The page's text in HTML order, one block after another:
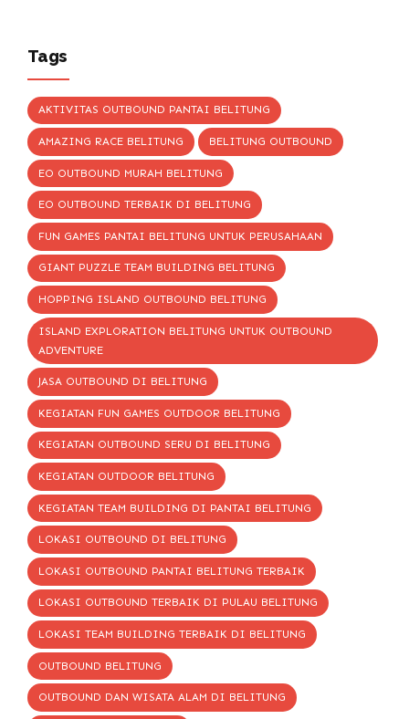
Tags
AKTIVITAS OUTBOUND PANTAI BELITUNG
AMAZING RACE BELITUNG BELITUNG OUTBOUND
EO OUTBOUND MURAH BELITUNG
EO OUTBOUND TERBAIK DI BELITUNG
FUN GAMES PANTAI BELITUNG UNTUK PERUSAHAAN
GIANT PUZZLE TEAM BUILDING BELITUNG
HOPPING ISLAND OUTBOUND BELITUNG
ISLAND EXPLORATION BELITUNG UNTUK OUTBOUND
ADVENTURE
JASA OUTBOUND DI BELITUNG
KEGIATAN FUN GAMES OUTDOOR BELITUNG
KEGIATAN OUTBOUND SERU DI BELITUNG
KEGIATAN OUTDOOR BELITUNG
KEGIATAN TEAM BUILDING DI PANTAI BELITUNG
LOKASI OUTBOUND DI BELITUNG
LOKASI OUTBOUND PANTAI BELITUNG TERBAIK
LOKASI OUTBOUND TERBAIK DI PULAU BELITUNG
LOKASI TEAM BUILDING TERBAIK DI BELITUNG
OUTBOUND BELITUNG
OUTBOUND DAN WISATA ALAM DI BELITUNG